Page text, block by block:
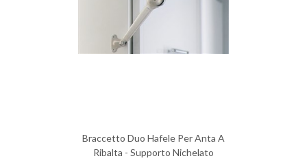
Braccetto Duo Hafele Per Anta A
Ribalta - Supporto Nichelato